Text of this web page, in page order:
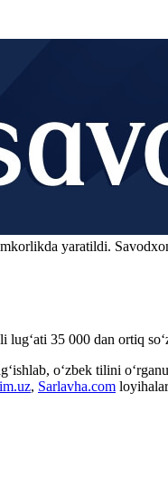
yaratildi.
35 000 dan ortiq
o‘zbek tilini
, Sarlavha.com